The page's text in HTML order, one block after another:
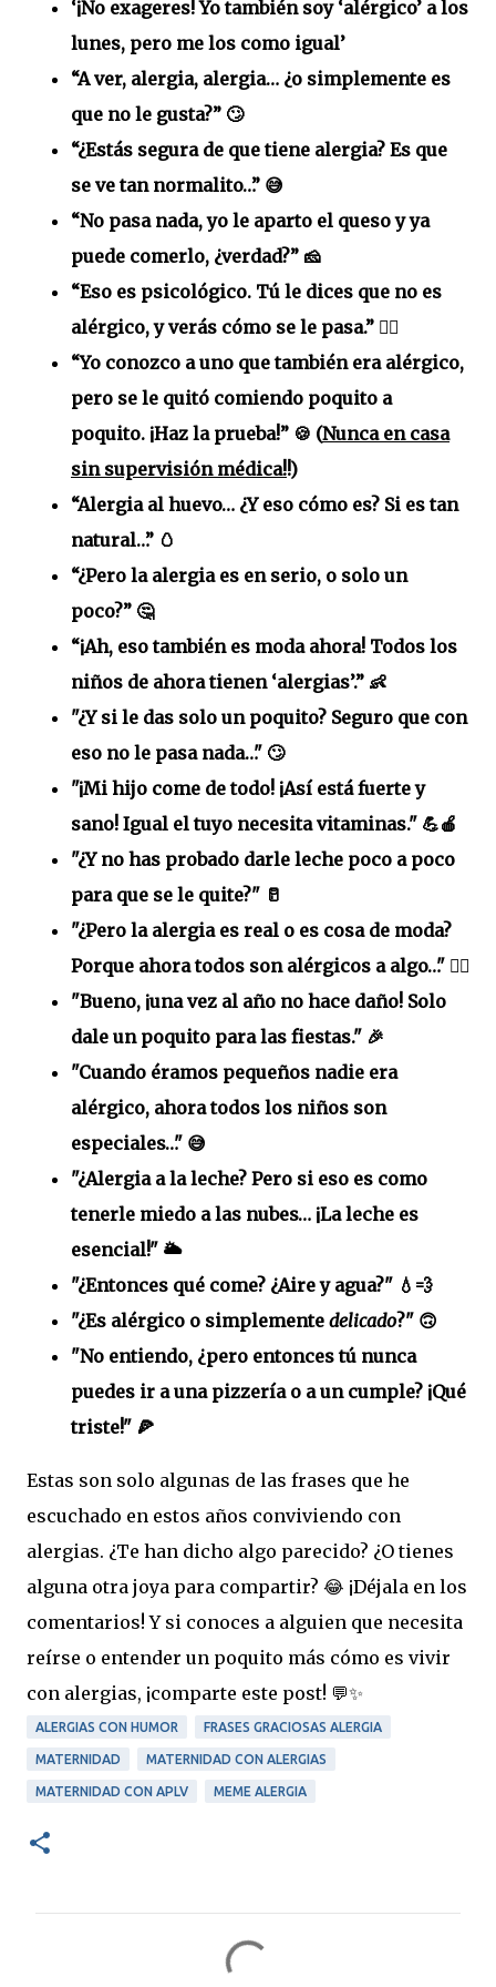
‘¡No exageres! Yo también soy ‘alérgico’ a los
lunes, pero me los como igual’
“A ver, alergia, alergia… ¿o simplemente es
que no le gusta?” 🙄
“¿Estás segura de que tiene alergia? Es que
se ve tan normalito…” 😅
“No pasa nada, yo le aparto el queso y ya
puede comerlo, ¿verdad?” 🧀
“Eso es psicológico. Tú le dices que no es
alérgico, y verás cómo se le pasa.” 💆‍♀️
“Yo conozco a uno que también era alérgico,
pero se le quitó comiendo poquito a
poquito. ¡Haz la prueba!” 🍪 (Nunca en casa
sin supervisión médica!!)
“Alergia al huevo… ¿Y eso cómo es? Si es tan
natural…” 🥚
“¿Pero la alergia es en serio, o solo un
poco?” 🤔
“¡Ah, eso también es moda ahora! Todos los
niños de ahora tienen ‘alergias’.” 👶
"¿Y si le das solo un poquito? Seguro que con
eso no le pasa nada…" 🙄
"¡Mi hijo come de todo! ¡Así está fuerte y
sano! Igual el tuyo necesita vitaminas." 💪🍎
"¿Y no has probado darle leche poco a poco
para que se le quite?" 🥛
"¿Pero la alergia es real o es cosa de moda?
Porque ahora todos son alérgicos a algo…" 🤷‍♀️
"Bueno, ¡una vez al año no hace daño! Solo
dale un poquito para las fiestas." 🎉
"Cuando éramos pequeños nadie era
alérgico, ahora todos los niños son
especiales…" 😅
"¿Alergia a la leche? Pero si eso es como
tenerle miedo a las nubes… ¡La leche es
esencial!" 🌥️
"¿Entonces qué come? ¿Aire y agua?" 💧💨
"¿Es alérgico o simplemente delicado?" 🙃
"No entiendo, ¿pero entonces tú nunca
puedes ir a una pizzería o a un cumple? ¡Qué
triste!" 🍕
Estas son solo algunas de las frases que he
escuchado en estos años conviviendo con
alergias. ¿Te han dicho algo parecido? ¿O tienes
alguna otra joya para compartir? 😂 ¡Déjala en los
comentarios! Y si conoces a alguien que necesita
reírse o entender un poquito más cómo es vivir
con alergias, ¡comparte este post! 💬✨
ALERGIAS CON HUMOR FRASES GRACIOSAS ALERGIA
MATERNIDAD MATERNIDAD CON ALERGIAS
MATERNIDAD CON APLV MEME ALERGIA